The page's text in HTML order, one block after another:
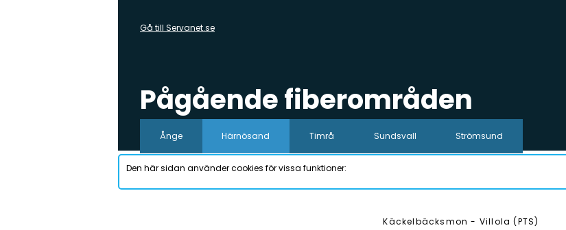
Gå till Servanet.se
Pågående fiberområden
Ånge Härnösand Timrå Sundsvall Strömsund
Den här sidan använder cookies för vissa funktioner:
Käckelbäcksmon - Villola (PTS)